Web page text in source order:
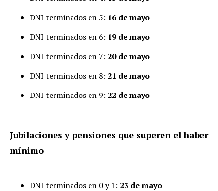
DNI terminados en 5: 16 de mayo
DNI terminados en 6: 19 de mayo
DNI terminados en 7: 20 de mayo
DNI terminados en 8: 21 de mayo
DNI terminados en 9: 22 de mayo
Jubilaciones y pensiones que superen el haber
mínimo
DNI terminados en 0 y 1: 23 de mayo